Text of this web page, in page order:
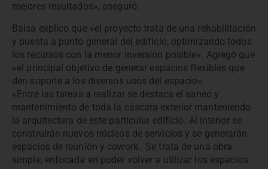
mejores resultados», aseguró.
Balsa explico que «el proyecto trata de una rehabilitación
y puesta a punto general del edificio, optimizando todos
los recursos con la menor inversión posible». Agregó que
«el principal objetivo de generar espacios flexibles que
den soporte a los diversos usos del espacio».
«Entre las tareas a realizar se destaca el saneo y
mantenimiento de toda la cáscara exterior manteniendo
la arquitectura de este particular edificio. Al interior se
construirán nuevos núcleos de servicios y se generarán
espacios de reunión y cowork. Se trata de una obra
simple, enfocada en poder volver a utilizar los espacios